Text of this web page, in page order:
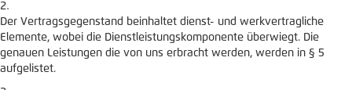
Der Vertragsgegenstand beinhaltet dienst- und werkvertragliche
Elemente, wobei die Dienstleistungskomponente überwiegt. Die
genauen Leistungen die von uns erbracht werden, werden in § 5
aufgelistet.